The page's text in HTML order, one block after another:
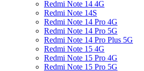
Redmi Note 14 4G
Redmi Note 14S
Redmi Note 14 Pro 4G
Redmi Note 14 Pro 5G
Redmi Note 14 Pro Plus 5G
Redmi Note 15 4G
Redmi Note 15 Pro 4G
Redmi Note 15 Pro 5G